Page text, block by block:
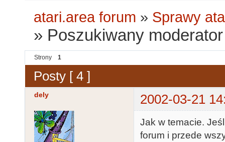
atari.area forum » Sprawy
» Poszukiwany
Strony 1
Posty [ 4 ]
dely 2002-03-21
Jak w temacie.
forum i przede